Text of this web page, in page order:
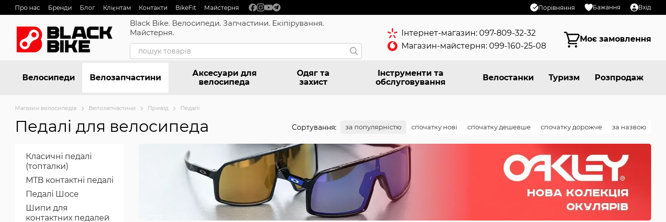
Перейти до основного контенту
Про нас Бренди Блог Клієнтам Контакти BikeFit Майстерня Порівняння Бажання Вхід
Black Bike. Велосипеди. Запчастини. Екіпірування.
Майстерня.
Інтернет-магазин: 097-809-32-32
Магазин-майстерня: 099-160-25-08
Моє замовлення
Велосипеди Велозапчастини
Аксесуари для
велосипеда
Одяг та
захист
Інструменти та
обслуговування
Велостанки Туризм Розпродаж
Магазин велосипедів Велозапчастини Привід Педалі
Педалі для велосипеда Сортування: за популярністю спочатку нові спочатку дешевше спочатку дорожче за назвою
Класичні педалі
(топталки)
MTB контактні педалі
Педалі Шосе
Шипи для
контактних педалей